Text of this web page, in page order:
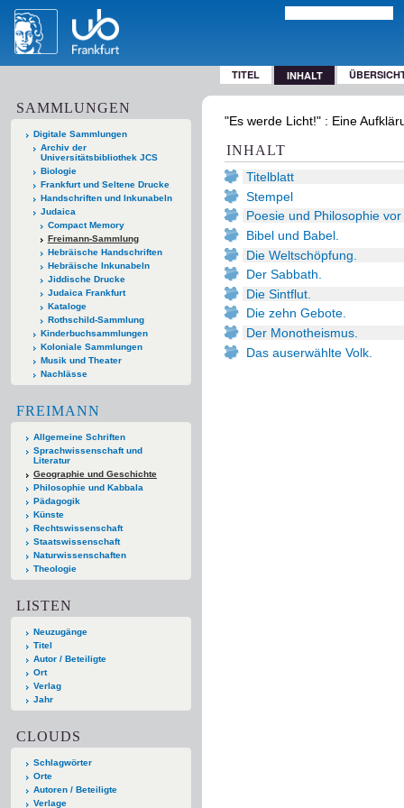
TITEL INHALT
SAMMLUNGEN
Digitale Sammlungen
Archiv der
Universitätsbibliothek JCS
Biologie
Frankfurt und Seltene Drucke
Handschriften und Inkunabeln
Judaica
Compact Memory
Freimann-Sammlung
Hebräische Handschriften
Hebräische Inkunabeln
Jiddische Drucke
Judaica Frankfurt
Kataloge
Rothschild-Sammlung
Kinderbuchsammlungen
Koloniale Sammlungen
Musik und Theater
Nachlässe
FREIMANN
Allgemeine Schriften
Sprachwissenschaft und
Literatur
Geographie und Geschichte
Philosophie und Kabbala
Pädagogik
Künste
Rechtswissenschaft
Staatswissenschaft
Naturwissenschaften
Theologie
LISTEN
Neuzugänge
Titel
Autor / Beteiligte
Ort
Verlag
Jahr
CLOUDS
Schlagwörter
Orte
Autoren / Beteiligte
Verlage
"Es werde Licht!" : Eine
INHALT
Titelblatt
Stempel
Poesie und Philosophie
Bibel und Babel.
Die Weltschöpfung.
Der Sabbath.
Die Sintflut.
Die zehn Gebote.
Der Monotheismus.
Das auserwählte Volk.